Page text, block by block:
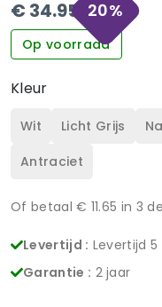
€ 34.95 20%
Op voorraad
Kleur
Wit Licht Grijs
Antraciet
Of betaal € 11.65 in 3
Levertijd : Levertijd
Garantie : 2 jaar